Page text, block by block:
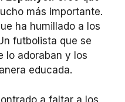
más importante.
ha humillado a los
futbolista que se
lo adoraban y los
educada.
a faltar a los